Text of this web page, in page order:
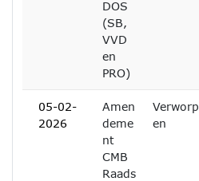
DOS
(SB,
VVD
en
PRO)
05-02-
2026
Amen
deme
nt
CMB
Raads
Verworp
en